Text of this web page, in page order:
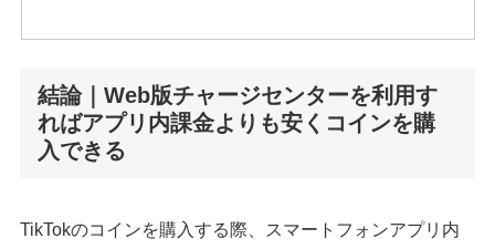
結論｜Web版チャージセンターを利用す
ればアプリ内課金よりも安くコインを購
入できる
TikTokのコインを購入する際、スマートフォンアプリ内